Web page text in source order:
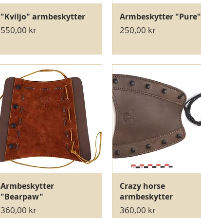
Hurtigvisning
"Kviljo" armbeskytter
Pris
550,00 kr
Hurtigvisning
Armbeskytter "Pure"
Pris
250,00 kr
Hurtigvisning
Armbeskytter
"Bearpaw"
Pris
360,00 kr
Hurtigvisning
Crazy horse
armbeskytter
Pris
360,00 kr